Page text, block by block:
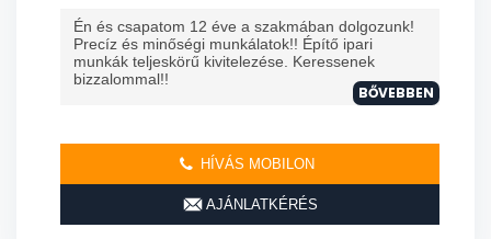
Én és csapatom 12 éve a szakmában dolgozunk!
Precíz és minőségi munkálatok!! Építő ipari
munkák teljeskörű kivitelezése. Keressenek
bizzalommal!!
BŐVEBBEN
HÍVÁS MOBILON
AJÁNLATKÉRÉS